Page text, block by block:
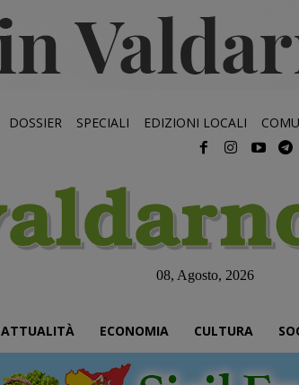
DOSSIER SPECIALI EDIZIONI LOCALI
08, Agosto, 2026
ATTUALITÀ ECONOMIA CULTURA